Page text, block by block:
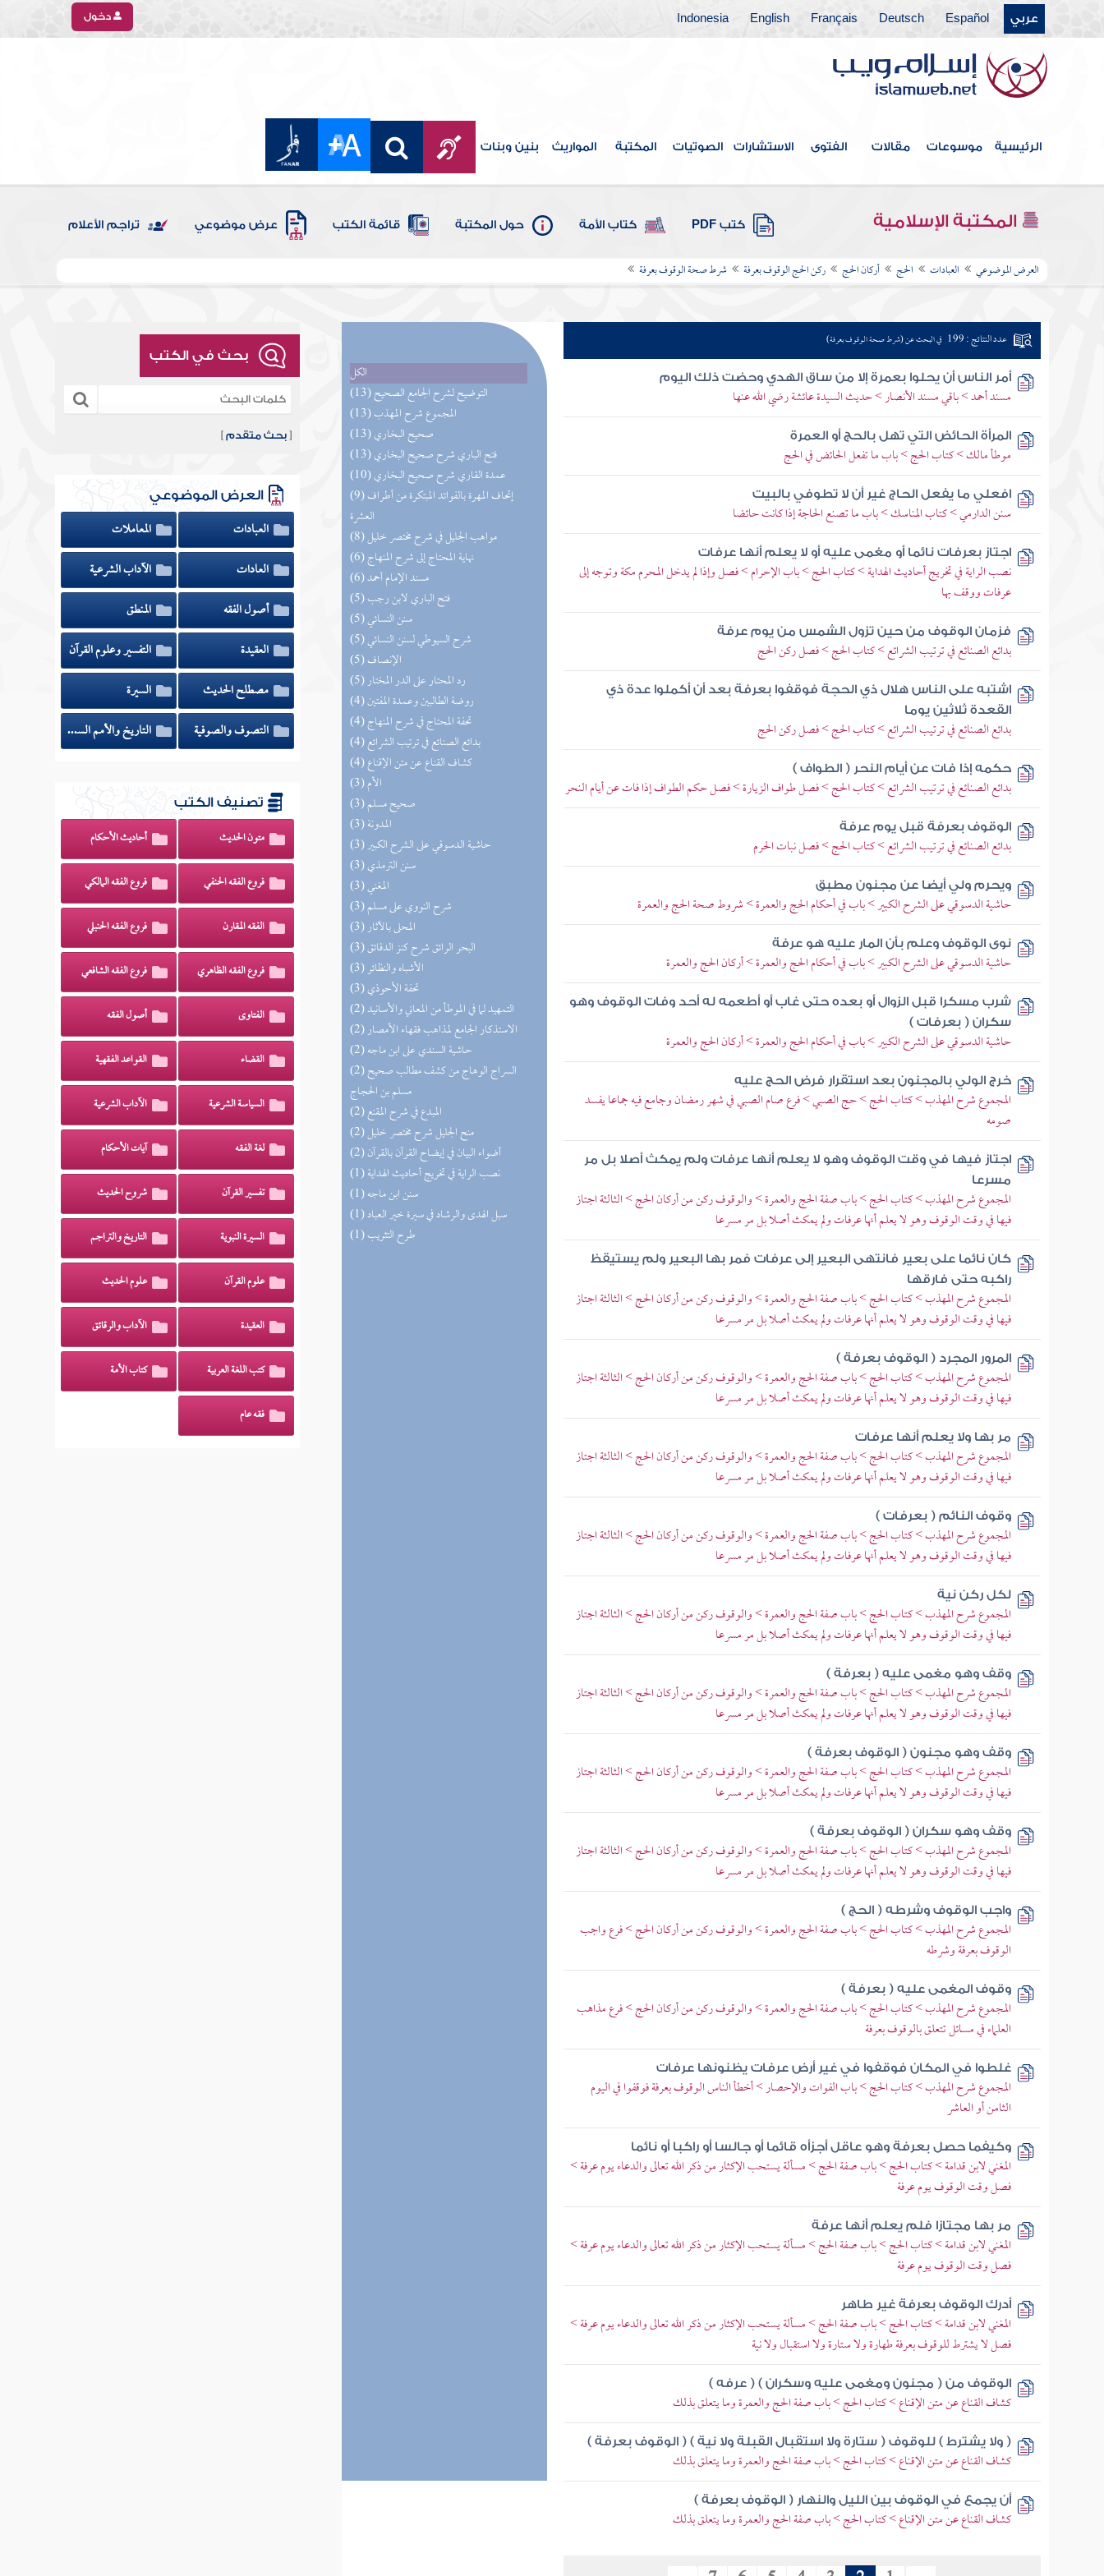
عربي Español
Deutsch
Français
English
Indonesia دخول
الرئيسية موسوعات مقالات الفتوى الاستشارات الصوتيات المكتبة المواريث بنين وبنات
المكتبة الإسلامية كتب PDF كتاب الأمة حول المكتبة قائمة الكتب عرض موضوعي تراجم الأعلام
العرض الموضوعي العبادات الحج أركان الحج ركن الحج الوقوف بعرفة شرط صحة الوقوف بعرفة
الكل
(13) التوضيح لشرح الجامع الصحيح
(13) المجموع شرح المهذب
(13) صحيح البخاري
(13) فتح الباري شرح صحيح البخاري
(10) عمدة القاري شرح صحيح البخاري
(9) إتحاف المهرة بالفوائد المبتكرة من أطراف
العشرة
(8) مواهب الجليل في شرح مختصر خليل
(6) نهاية المحتاج إلى شرح المنهاج
(6) مسند الإمام أحمد
(5) فتح الباري لابن رجب
(5) سنن النسائي
(5) شرح السيوطي لسنن النسائي
(5) الإنصاف
(5) رد المحتار على الدر المختار
(4) روضة الطالبين وعمدة المفتين
(4) تحفة المحتاج في شرح المنهاج
(4) بدائع الصنائع في ترتيب الشرائع
(4) كشاف القناع عن متن الإقناع
(3) الأم
(3) صحيح مسلم
(3) المدونة
(3) حاشية الدسوقي على الشرح الكبير
(3) سنن الترمذي
(3) المغني
(3) شرح النووي على مسلم
(3) المحلى بالآثار
(3) البحر الرائق شرح كنز الدقائق
(3) الأشباه والنظائر
(3) تحفة الأحوذي
(2) التمهيد لما في الموطأ من المعاني والأسانيد
(2) الاستذكار الجامع لمذاهب فقهاء الأمصار
(2) حاشية السندي على ابن ماجه
(2) السراج الوهاج من كشف مطالب صحيح
مسلم بن الحجاج
(2) المبدع في شرح المقنع
(2) منح الجليل شرح مختصر خليل
(2) أضواء البيان في إيضاح القرآن بالقرآن
(1) نصب الراية في تخريج أحاديث الهداية
(1) سنن ابن ماجه
(1) سبل الهدى والرشاد في سيرة خير العباد
(1) طرح التثريب
عدد النتائج : 199 في البحث عن (شرط صحة الوقوف بعرفة)
أمر الناس أن يحلوا بعمرة إلا من ساق الهدي وحضت ذلك اليوم
مسند أحمد > باقي مسند الأنصار > حديث السيدة عائشة رضي الله عنها
المرأة الحائض التي تهل بالحج أو العمرة
موطأ مالك > كتاب الحج > باب ما تفعل الحائض في الحج
افعلي ما يفعل الحاج غير أن لا تطوفي بالبيت
سنن الدارمي > كتاب المناسك > باب ما تصنع الحاجة إذا كانت حائضا
اجتاز بعرفات نائما أو مغمى عليه أو لا يعلم أنها عرفات
نصب الراية في تخريج أحاديث الهداية > كتاب الحج > باب الإحرام > فصل وإذا لم يدخل المحرم مكة وتوجه إلى
عرفات ووقف بها
فزمان الوقوف من حين تزول الشمس من يوم عرفة
بدائع الصنائع في ترتيب الشرائع > كتاب الحج > فصل ركن الحج
اشتبه على الناس هلال ذي الحجة فوقفوا بعرفة بعد أن أكملوا عدة ذي
القعدة ثلاثين يوما
بدائع الصنائع في ترتيب الشرائع > كتاب الحج > فصل ركن الحج
حكمه إذا فات عن أيام النحر ( الطواف )
بدائع الصنائع في ترتيب الشرائع > كتاب الحج > فصل طواف الزيارة > فصل حكم الطواف إذا فات عن أيام النحر
الوقوف بعرفة قبل يوم عرفة
بدائع الصنائع في ترتيب الشرائع > كتاب الحج > فصل نبات الحرم
ويحرم ولي أيضا عن مجنون مطبق
حاشية الدسوقي على الشرح الكبير > باب في أحكام الحج والعمرة > شروط صحة الحج والعمرة
نوى الوقوف وعلم بأن المار عليه هو عرفة
حاشية الدسوقي على الشرح الكبير > باب في أحكام الحج والعمرة > أركان الحج والعمرة
شرب مسكرا قبل الزوال أو بعده حتى غاب أو أطعمه له أحد وفات الوقوف وهو
سكران ( بعرفات )
حاشية الدسوقي على الشرح الكبير > باب في أحكام الحج والعمرة > أركان الحج والعمرة
خرج الولي بالمجنون بعد استقرار فرض الحج عليه
المجموع شرح المهذب > كتاب الحج > حج الصبي > فرع صام الصبي في شهر رمضان وجامع فيه جماعا يفسد
صومه
اجتاز فيها في وقت الوقوف وهو لا يعلم أنها عرفات ولم يمكث أصلا بل مر
مسرعا
المجموع شرح المهذب > كتاب الحج > باب صفة الحج والعمرة > والوقوف ركن من أركان الحج > الثالثة اجتاز
فيها في وقت الوقوف وهو لا يعلم أنها عرفات ولم يمكث أصلا بل مر مسرعا
كان نائما على بعير فانتهى البعير إلى عرفات فمر بها البعير ولم يستيقظ
راكبه حتى فارقها
المجموع شرح المهذب > كتاب الحج > باب صفة الحج والعمرة > والوقوف ركن من أركان الحج > الثالثة اجتاز
فيها في وقت الوقوف وهو لا يعلم أنها عرفات ولم يمكث أصلا بل مر مسرعا
المرور المجرد ( الوقوف بعرفة )
المجموع شرح المهذب > كتاب الحج > باب صفة الحج والعمرة > والوقوف ركن من أركان الحج > الثالثة اجتاز
فيها في وقت الوقوف وهو لا يعلم أنها عرفات ولم يمكث أصلا بل مر مسرعا
مر بها ولا يعلم أنها عرفات
المجموع شرح المهذب > كتاب الحج > باب صفة الحج والعمرة > والوقوف ركن من أركان الحج > الثالثة اجتاز
فيها في وقت الوقوف وهو لا يعلم أنها عرفات ولم يمكث أصلا بل مر مسرعا
وقوف النائم ( بعرفات )
المجموع شرح المهذب > كتاب الحج > باب صفة الحج والعمرة > والوقوف ركن من أركان الحج > الثالثة اجتاز
فيها في وقت الوقوف وهو لا يعلم أنها عرفات ولم يمكث أصلا بل مر مسرعا
لكل ركن نية
المجموع شرح المهذب > كتاب الحج > باب صفة الحج والعمرة > والوقوف ركن من أركان الحج > الثالثة اجتاز
فيها في وقت الوقوف وهو لا يعلم أنها عرفات ولم يمكث أصلا بل مر مسرعا
وقف وهو مغمى عليه ( بعرفة )
المجموع شرح المهذب > كتاب الحج > باب صفة الحج والعمرة > والوقوف ركن من أركان الحج > الثالثة اجتاز
فيها في وقت الوقوف وهو لا يعلم أنها عرفات ولم يمكث أصلا بل مر مسرعا
وقف وهو مجنون ( الوقوف بعرفة )
المجموع شرح المهذب > كتاب الحج > باب صفة الحج والعمرة > والوقوف ركن من أركان الحج > الثالثة اجتاز
فيها في وقت الوقوف وهو لا يعلم أنها عرفات ولم يمكث أصلا بل مر مسرعا
وقف وهو سكران ( الوقوف بعرفة )
المجموع شرح المهذب > كتاب الحج > باب صفة الحج والعمرة > والوقوف ركن من أركان الحج > الثالثة اجتاز
فيها في وقت الوقوف وهو لا يعلم أنها عرفات ولم يمكث أصلا بل مر مسرعا
واجب الوقوف وشرطه ( الحج )
المجموع شرح المهذب > كتاب الحج > باب صفة الحج والعمرة > والوقوف ركن من أركان الحج > فرع واجب
الوقوف بعرفة وشرطه
وقوف المغمى عليه ( بعرفة )
المجموع شرح المهذب > كتاب الحج > باب صفة الحج والعمرة > والوقوف ركن من أركان الحج > فرع مذاهب
العلماء في مسائل تتعلق بالوقوف بعرفة
غلطوا في المكان فوقفوا في غير أرض عرفات يظنونها عرفات
المجموع شرح المهذب > كتاب الحج > باب الفوات والإحصار > أخطأ الناس الوقوف بعرفة فوقفوا في اليوم
الثامن أو العاشر
وكيفما حصل بعرفة وهو عاقل أجزأه قائما أو جالسا أو راكبا أو نائما
المغني لابن قدامة > كتاب الحج > باب صفة الحج > مسألة يستحب الإكثار من ذكر الله تعالى والدعاء يوم عرفة >
فصل وقت الوقوف يوم عرفة
مر بها مجتازا فلم يعلم أنها عرفة
المغني لابن قدامة > كتاب الحج > باب صفة الحج > مسألة يستحب الإكثار من ذكر الله تعالى والدعاء يوم عرفة >
فصل وقت الوقوف يوم عرفة
أدرك الوقوف بعرفة غير طاهر
المغني لابن قدامة > كتاب الحج > باب صفة الحج > مسألة يستحب الإكثار من ذكر الله تعالى والدعاء يوم عرفة >
فصل لا يشترط للوقوف بعرفة طهارة ولا ستارة ولا استقبال ولا نية
الوقوف من ( مجنون ومغمى عليه وسكران ) ( عرفه )
كشاف القناع عن متن الإقناع > كتاب الحج > باب صفة الحج والعمرة وما يتعلق بذلك
( ولا يشترط ) للوقوف ( ستارة ولا استقبال القبلة ولا نية ) ( الوقوف بعرفة )
كشاف القناع عن متن الإقناع > كتاب الحج > باب صفة الحج والعمرة وما يتعلق بذلك
أن يجمع في الوقوف بين الليل والنهار ( الوقوف بعرفة )
كشاف القناع عن متن الإقناع > كتاب الحج > باب صفة الحج والعمرة وما يتعلق بذلك
بحث في الكتب
[بحث متقدم ]
العرض الموضوعي
العبادات
المعاملات
العادات
الآداب الشرعية
أصول الفقه
المنطق
العقيدة
التفسير وعلوم القرآن
مصطلح الحديث
السيرة
التصوف والصوفية
التاريخ والأمم السابقة
تصنيف الكتب
متون الحديث أحاديث الأحكام
فروع الفقه الحنفي فروع الفقه المالكي
الفقه المقارن فروع الفقه الحنبلي
فروع الفقه الظاهري فروع الفقه الشافعي
الفتاوى أصول الفقه
القضاء القواعد الفقهية
السياسة الشرعية الآداب الشرعية
لغة الفقه آيات الأحكام
تفسير القرآن شروح الحديث
السيرة النبوية التاريخ والتراجم
علوم القرآن علوم الحديث
العقيدة الآداب والرقائق
كتب اللغة العربية كتاب الأمة
فقه عام